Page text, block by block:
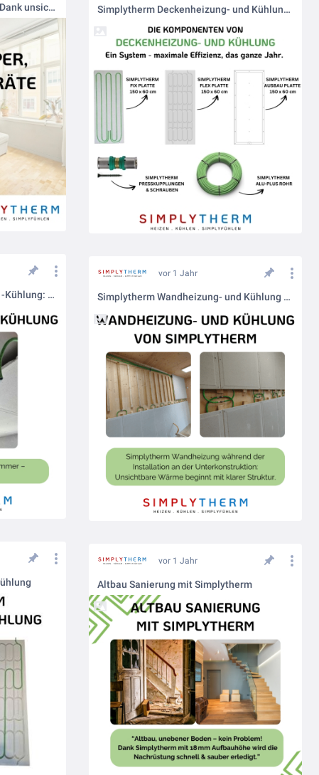
Maximale Gestaltungsfreiheit Dank unsichtbarer Technik Simplytherm Deckenheizung- und Kühlung Komponeten
Simplytherm Deckenheizung & -Kühlung: Das clevere Klima über Kopf
vor 1 Jahr
Simplytherm Wandheizung- und Kühlung - Ein System - drei Schritte.
vor 1 Jahr
Altbau Sanierung mit Simplytherm